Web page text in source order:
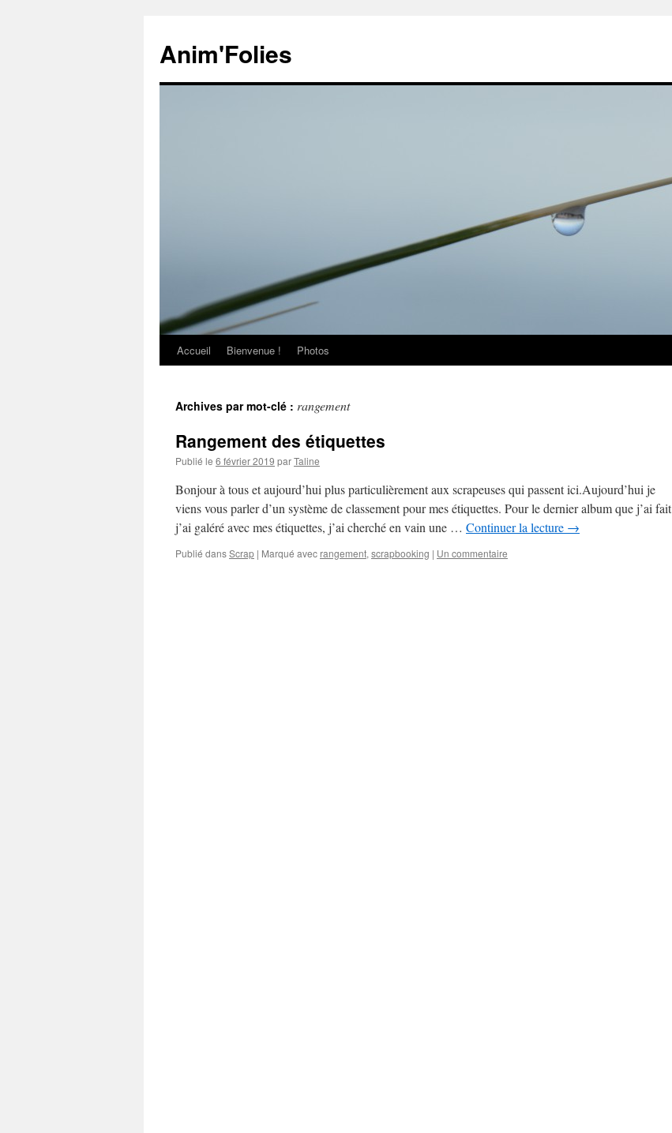
Anim'Folies
Aller
contenu
Accueil Bienvenue ! Photos
Archives par mot-clé : rangement
Rangement des étiquettes
Publié le 6 février 2019 parTaline
Bonjour à tous et aujourd’hui plus particulièrement aux scrapeuses qui passent ici.Aujourd’hui je
viens vous parler d’un système de classement pour mes étiquettes. Pour le dernier album que j’ai fait
j’ai galéré avec mes étiquettes, j’ai cherché en vain une … Continuer la lecture →
Publié dansScrap | Marqué avec rangement, scrapbooking | Un commentaire